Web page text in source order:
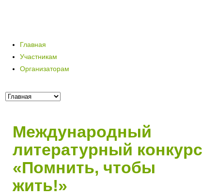
Главная
Участникам
Организаторам
Международный
литературный конкурс
«Помнить, чтобы
жить!»